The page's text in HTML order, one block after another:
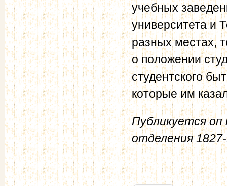
учебных
университета и
разных местах,
о положении
студентского
которые им
Публикуется
отделения